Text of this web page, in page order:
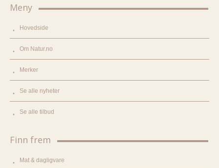
Meny
Hovedside
Om Natur.no
Merker
Se alle nyheter
Se alle tilbud
Finn frem
Mat & dagligvare